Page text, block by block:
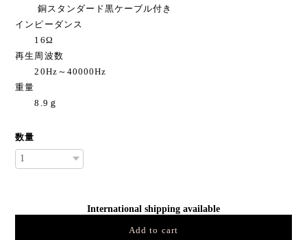
銅スタンダード黒ケーブル付き
インピーダンス
16Ω
再生周波数
20Hz～40000Hz
重量
8.9ｇ
数量
International shipping available
Add to cart